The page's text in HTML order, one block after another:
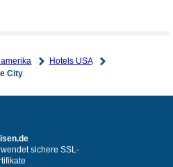
Hotels USA
City
sichere SSL-